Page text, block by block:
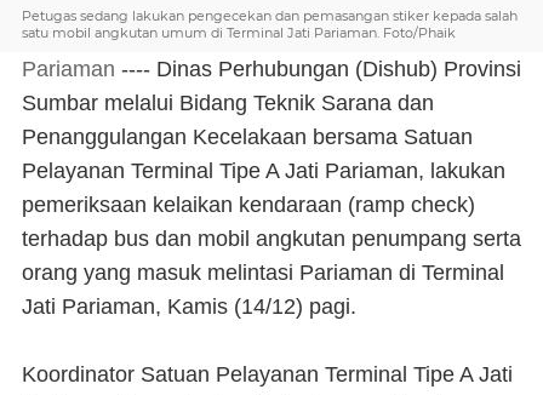
Petugas sedang lakukan pengecekan dan pemasangan stiker kepada salah
satu mobil angkutan umum di Terminal Jati Pariaman. Foto/Phaik
Pariaman ---- Dinas Perhubungan (Dishub) Provinsi
Sumbar melalui Bidang Teknik Sarana dan
Penanggulangan Kecelakaan bersama Satuan
Pelayanan Terminal Tipe A Jati Pariaman, lakukan
pemeriksaan kelaikan kendaraan (ramp check)
terhadap bus dan mobil angkutan penumpang serta
orang yang masuk melintasi Pariaman di Terminal
Jati Pariaman, Kamis (14/12) pagi.
Koordinator Satuan Pelayanan Terminal Tipe A Jati